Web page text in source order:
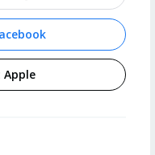
Apple